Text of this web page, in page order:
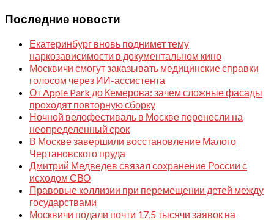
Последние новости
Екатеринбург вновь поднимет тему
наркозависимости в документальном кино
Москвичи смогут заказывать медицинские справки
голосом через ИИ-ассистента
От Apple Park до Кемерова: зачем сложные фасады
проходят повторную сборку
Ночной велофестиваль в Москве перенесли на
неопределенный срок
В Москве завершили восстановление Малого
Чертановского пруда
Дмитрий Медведев связал сохранение России с
исходом СВО
Правовые коллизии при перемещении детей между
государствами
Москвичи подали почти 17,5 тысячи заявок на